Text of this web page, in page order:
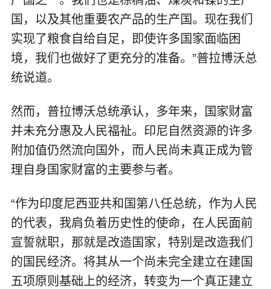
国，以及其他重要农产品的生产国。现在我们
实现了粮食自给自足，即使许多国家面临困
境，我们也做好了更充分的准备。”普拉博沃总
统说道。
然而，普拉博沃总统承认，多年来，国家财富
并未充分惠及人民福祉。印尼自然资源的许多
附加值仍然流向国外，而人民尚未真正成为管
理自身国家财富的主要参与者。
“作为印度尼西亚共和国第八任总统，作为人民
的代表，我肩负着历史性的使命，在人民面前
宣誓就职，那就是改造国家，特别是改造我们
的国民经济。将其从一个尚未完全建立在建国
五项原则基础上的经济，转变为一个真正建立